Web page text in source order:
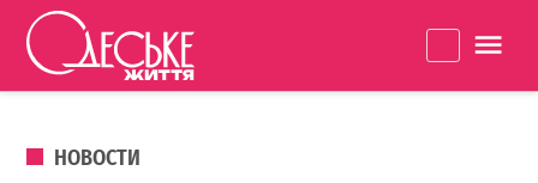
Перейти к содержанию
життя
ОПУБЛИКОВАНО В
НОВОСТИ